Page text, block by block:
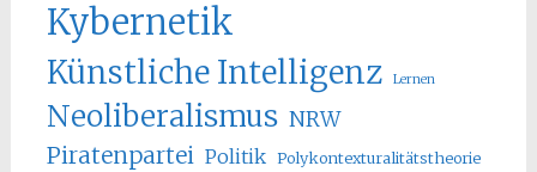
Kybernetik
Künstliche Intelligenz Lernen
Neoliberalismus NRW
Piratenpartei Politik Polykontexturalitätstheorie